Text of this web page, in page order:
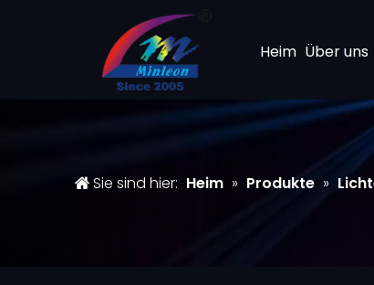
Heim Über uns
Sie sind hier: Heim » Produkte »